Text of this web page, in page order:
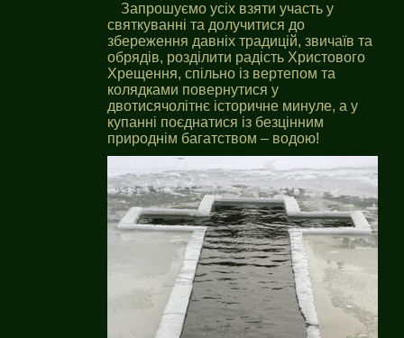
Запрошуємо усіх взяти участь у
святкуванні та долучитися до
збереження давніх традицій, звичаїв та
обрядів, розділити радість Христового
Хрещення, спільно із вертепом та
колядками повернутися у
двотисячолітнє історичне минуле, а у
купанні поєднатися із безцінним
природнім багатством – водою!